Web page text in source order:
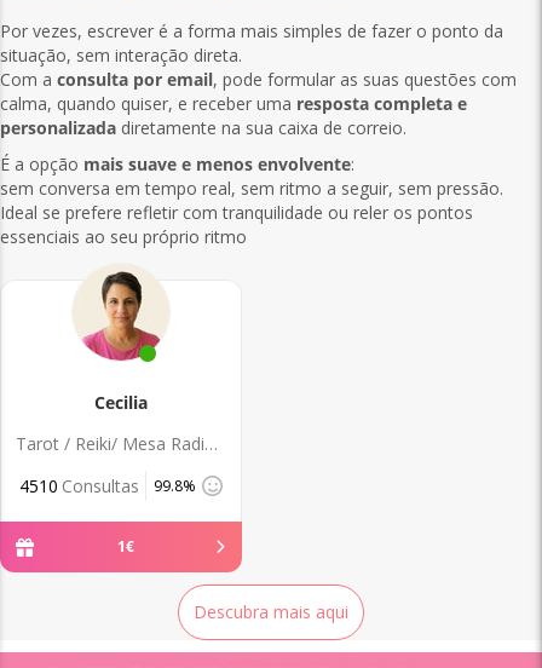
Por vezes, escrever é a forma mais simples de fazer o ponto da
situação, sem interação direta.
Com a consulta por email, pode formular as suas questões com
calma, quando quiser, e receber uma resposta completa e
personalizada diretamente na sua caixa de correio.
É a opção mais suave e menos envolvente:
sem conversa em tempo real, sem ritmo a seguir, sem pressão.
Ideal se prefere refletir com tranquilidade ou reler os pontos
essenciais ao seu próprio ritmo
Cecilia
Tarot / Reiki/ Mesa Radionica
4510 Consultas 99.8%
1€
Descubra mais aqui